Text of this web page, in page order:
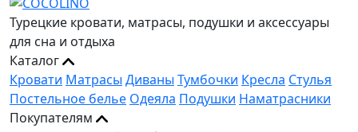
Турецкие кровати, матрасы, подушки и аксессуары
для сна и отдыха
Каталог
Кровати Матрасы Диваны Тумбочки Кресла Стулья
Постельное белье Одеяла Подушки Наматрасники
Покупателям